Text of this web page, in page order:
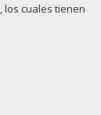
los cuales tienen